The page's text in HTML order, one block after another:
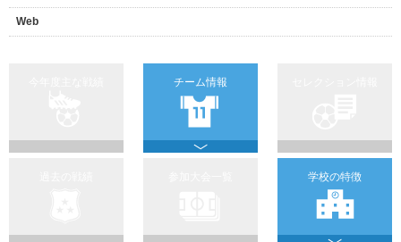
Web
チーム情報
学校の特徴